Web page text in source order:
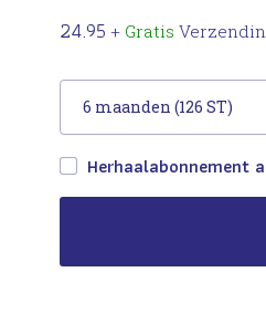
24.95 + Gratis
6 maanden (126 ST)
Herhaalabonnement